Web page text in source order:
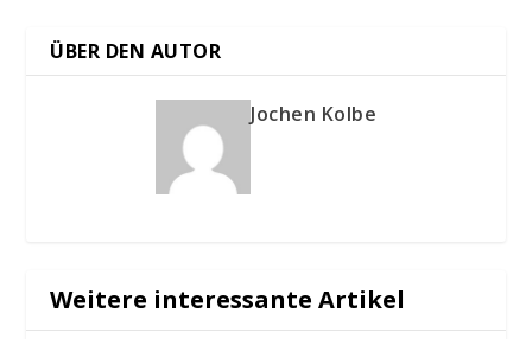
ÜBER DEN AUTOR
Jochen Kolbe
Weitere interessante Artikel